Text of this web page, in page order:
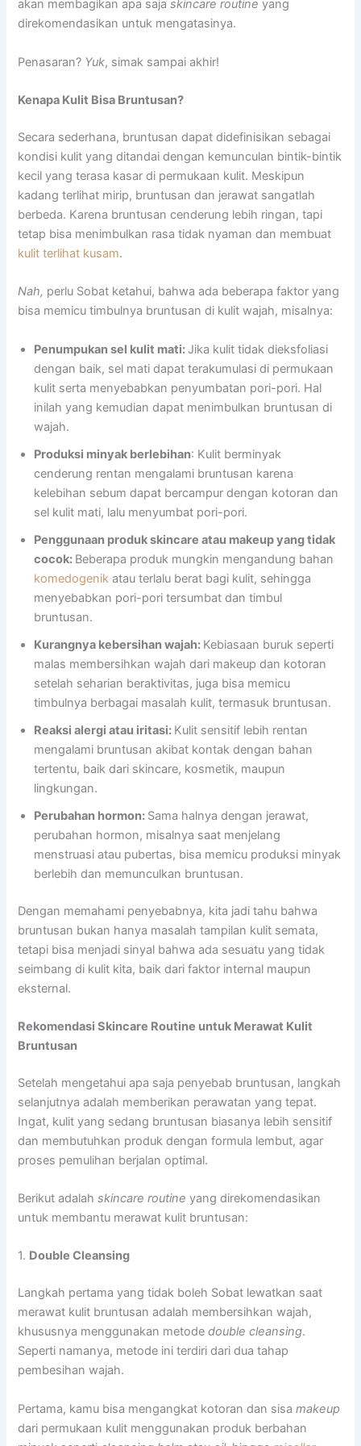
akan membagikan apa sajaskincare routineyang
direkomendasikan untuk mengatasinya.
Penasaran? Yuk, simak sampai akhir!
Kenapa Kulit Bisa Bruntusan?
Secara sederhana, bruntusan dapat didefinisikan sebagai
kondisi kulit yang ditandai dengan kemunculan bintik-bintik
kecil yang terasa kasar di permukaan kulit. Meskipun
kadang terlihat mirip, bruntusan dan jerawat sangatlah
berbeda. Karena bruntusan cenderung lebih ringan, tapi
tetap bisa menimbulkan rasa tidak nyaman dan membuat
kulit terlihat kusam.
Nah, perlu Sobat ketahui, bahwa ada beberapa faktor yang
bisa memicu timbulnya bruntusan di kulit wajah, misalnya:
Penumpukan sel kulit mati: Jika kulit tidak dieksfoliasi
dengan baik, sel mati dapat terakumulasi di permukaan
kulit serta menyebabkan penyumbatan pori-pori. Hal
inilah yang kemudian dapat menimbulkan bruntusan di
wajah.
Produksi minyak berlebihan: Kulit berminyak
cenderung rentan mengalami bruntusan karena
kelebihan sebum dapat bercampur dengan kotoran dan
sel kulit mati, lalu menyumbat pori-pori.
Penggunaan produk skincare atau makeup yang tidak
cocok: Beberapa produk mungkin mengandung bahan
komedogenik atau terlalu berat bagi kulit, sehingga
menyebabkan pori-pori tersumbat dan timbul
bruntusan.
Kurangnya kebersihan wajah: Kebiasaan buruk seperti
malas membersihkan wajah dari makeup dan kotoran
setelah seharian beraktivitas, juga bisa memicu
timbulnya berbagai masalah kulit, termasuk bruntusan.
Reaksi alergi atau iritasi: Kulit sensitif lebih rentan
mengalami bruntusan akibat kontak dengan bahan
tertentu, baik dari skincare, kosmetik, maupun
lingkungan.
Perubahan hormon: Sama halnya dengan jerawat,
perubahan hormon, misalnya saat menjelang
menstruasi atau pubertas, bisa memicu produksi minyak
berlebih dan memunculkan bruntusan.
Dengan memahami penyebabnya, kita jadi tahu bahwa
bruntusan bukan hanya masalah tampilan kulit semata,
tetapi bisa menjadi sinyal bahwa ada sesuatu yang tidak
seimbang di kulit kita, baik dari faktor internal maupun
eksternal.
Rekomendasi Skincare Routine untuk Merawat Kulit
Bruntusan
Setelah mengetahui apa saja penyebab bruntusan, langkah
selanjutnya adalah memberikan perawatan yang tepat.
Ingat, kulit yang sedang bruntusan biasanya lebih sensitif
dan membutuhkan produk dengan formula lembut, agar
proses pemulihan berjalan optimal.
Berikut adalahskincare routine yang direkomendasikan
untuk membantu merawat kulit bruntusan:
1. Double Cleansing
Langkah pertama yang tidak boleh Sobat lewatkan saat
merawat kulit bruntusan adalah membersihkan wajah,
khususnya menggunakan metodedouble cleansing.
Seperti namanya, metode ini terdiri dari dua tahap
pembesihan wajah.
Pertama, kamu bisa mengangkat kotoran dan sisamakeup
dari permukaan kulit menggunakan produk berbahan